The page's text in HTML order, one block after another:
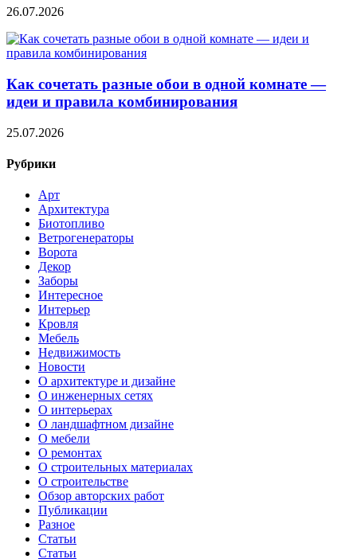
26.07.2026
Как сочетать разные обои в одной комнате —
идеи и правила комбинирования
25.07.2026
Рубрики
Арт
Архитектура
Биотопливо
Ветрогенераторы
Ворота
Декор
Заборы
Интересное
Интерьер
Кровля
Мебель
Недвижимость
Новости
О архитектуре и дизайне
О инженерных сетях
О интерьерах
О ландшафтном дизайне
О мебели
О ремонтах
О строительных материалах
О строительстве
Обзор авторских работ
Публикации
Разное
Статьи
Статьи